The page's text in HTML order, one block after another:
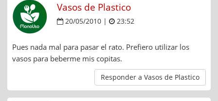
Vasos de Plastico
20/05/2010 | 23:52
Pues nada mal para pasar el rato. Prefiero utilizar los
vasos para beberme mis copitas.
Responder a Vasos de Plastico